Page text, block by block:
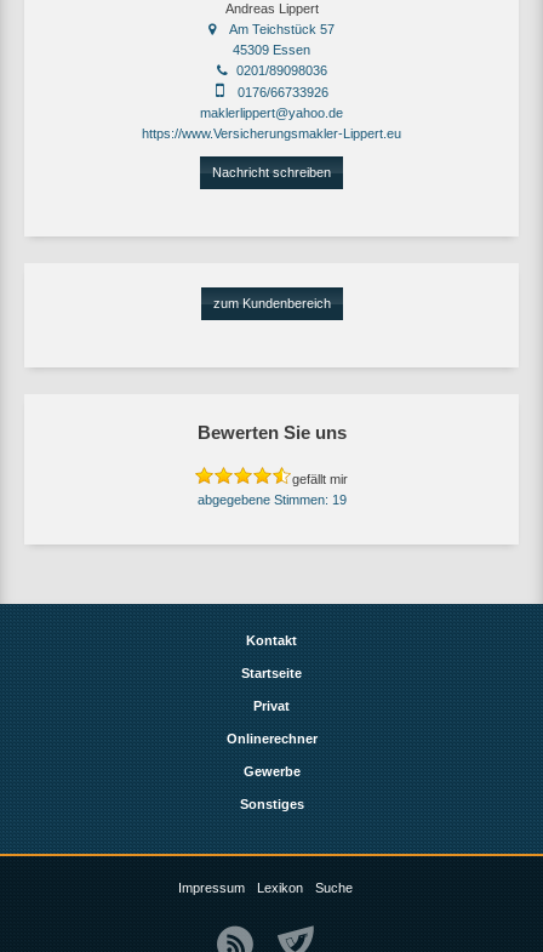
Andreas Lippert
Am Teichstück 57
45309 Essen
0201/89098036
0176/66733926
maklerlippert@yahoo.de
https://www.Versicherungsmakler-Lippert.eu
Nachricht schreiben
zum Kundenbereich
Bewerten Sie uns
gefällt mir
19
Kontakt
Startseite
Privat
Onlinerechner
Gewerbe
Sonstiges
Impressum Lexikon Suche